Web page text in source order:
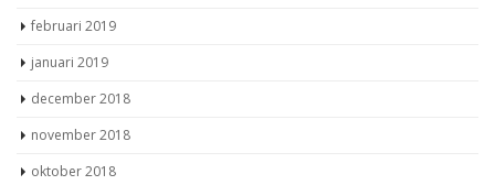
februari 2019
januari 2019
december 2018
november 2018
oktober 2018